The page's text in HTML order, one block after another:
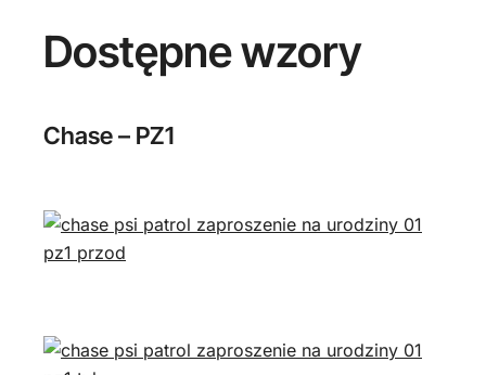
Dostępne wzory
Chase – PZ1